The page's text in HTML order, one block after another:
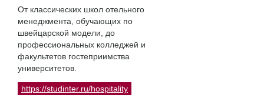
От классических школ отельного
менеджмента, обучающих по
швейцарской модели, до
профессиональных колледжей и
факультетов гостеприимства
университетов.
https://studinter.ru/hospitality